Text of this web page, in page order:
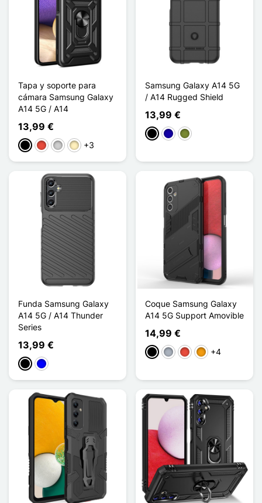
Tapa y soporte para
cámara Samsung Galaxy
A14 5G / A14
13,99 €
NegroRojoPlataOro +3
Samsung Galaxy A14 5G
/ A14 Rugged Shield
13,99 €
NegroAzul oscuro
Caqui
Funda Samsung Galaxy
A14 5G / A14 Thunder
Series
13,99 €
NegroAzul
Coque Samsung Galaxy
A14 5G Support Amovible
14,99 €
NegroGris RojoNaranja
+4